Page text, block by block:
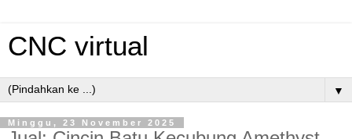
CNC virtual
▼
Minggu, 23 November 2025